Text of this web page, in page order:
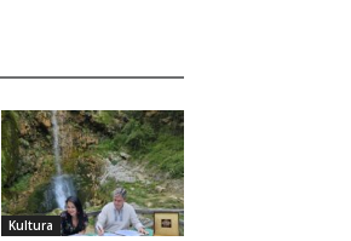
Kultura